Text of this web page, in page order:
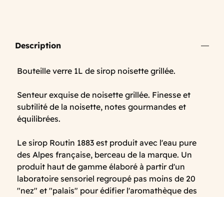
Description
Bouteille verre 1L de sirop noisette grillée.
Senteur exquise de noisette grillée. Finesse et
subtilité de la noisette, notes gourmandes et
équilibrées.
Le sirop Routin 1883 est produit avec l'eau pure
des Alpes française, berceau de la marque. Un
produit haut de gamme élaboré à partir d'un
laboratoire sensoriel regroupé pas moins de 20
"nez" et "palais" pour édifier l'aromathèque des